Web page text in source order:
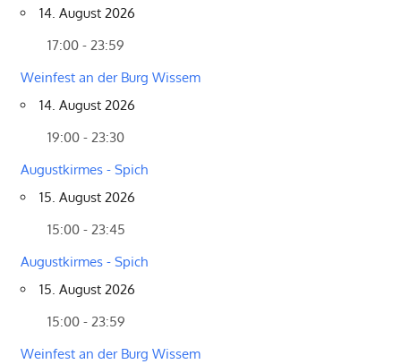
14. August 2026
17:00 - 23:59
Weinfest an der Burg Wissem
14. August 2026
19:00 - 23:30
Augustkirmes - Spich
15. August 2026
15:00 - 23:45
Augustkirmes - Spich
15. August 2026
15:00 - 23:59
Weinfest an der Burg Wissem